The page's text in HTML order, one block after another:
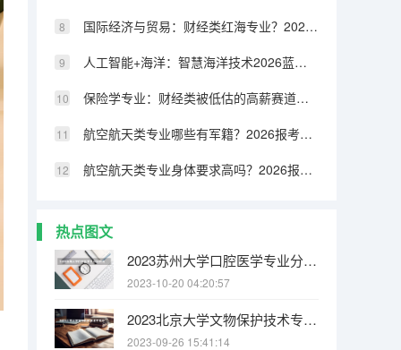
国际经济与贸易：财经类红海专业？2026破局指南
人工智能+海洋：智慧海洋技术2026蓝色经济新星
保险学专业：财经类被低估的高薪赛道？2026真相
航空航天类专业哪些有军籍？2026报考指南
航空航天类专业身体要求高吗？2026报考指南
热点图文
2023苏州大学口腔医学专业分数线是多少(历年分数线汇总)
2023-10-20 04:20:57
2023北京大学文物保护技术专业分数线是多少(历年分数线汇总)
2023-09-26 15:41:14